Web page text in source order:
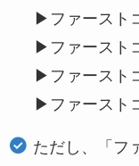
▶ファースト
▶ファースト
▶ファースト
▶ファースト
ただし、「フ